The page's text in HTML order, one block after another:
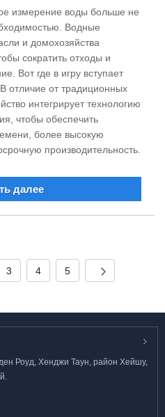
измерение воды больше не
Водные
и домохозяйства
сократить отходы и
Вот где в игру вступает
отличие от традиционных
интегрирует технологию
чтобы обеспечить
более высокую
производительность.
далее
3 4 5
Роуд, Хенджи Таун, район Хейшу,